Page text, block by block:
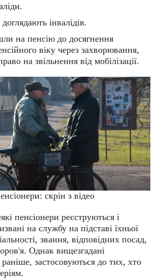
інвалідів.
на пенсію до досягнення
віку через захворювання,
на звільнення від мобілізації.
скрін з відео
пенсіонери реєструються і
на службу на підставі їхньої
звання, відповідних посад,
Однак вищезгадані
раніше, застосовуються до тих, хто